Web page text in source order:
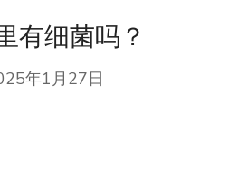
有细菌吗？
年1月27日